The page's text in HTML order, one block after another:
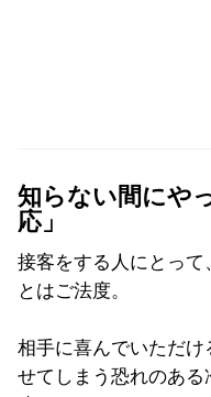
知らない間にや
応」
接客をする人にとって
とはご法度。
相手に喜んでいただけ
せてしまう恐れのあ